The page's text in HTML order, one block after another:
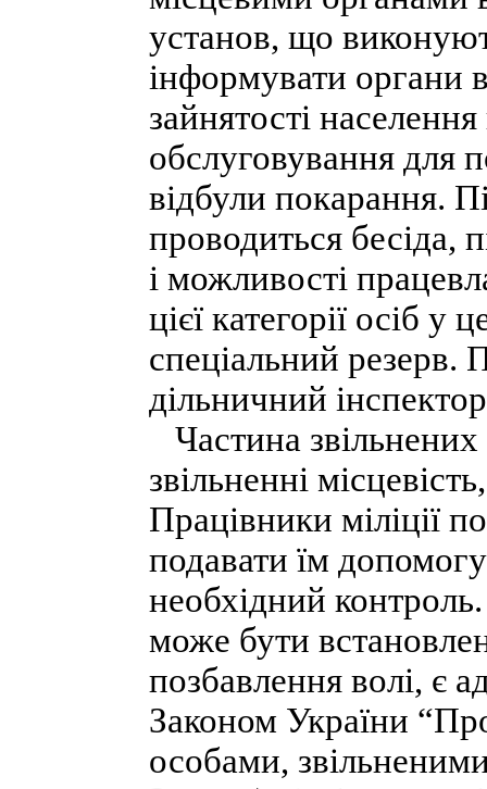
установ, що
інформувати органи
зайнятості
обслуговування для
відбули покарання.
проводиться бесіда,
і можливості
цієї категорії осіб у
спеціальний резерв.
дільничний інспектор
Частина
звільненні
Працівники міліції
подавати їм
необхідний
може бути
позбавлення волі, є
Законом України
особами,